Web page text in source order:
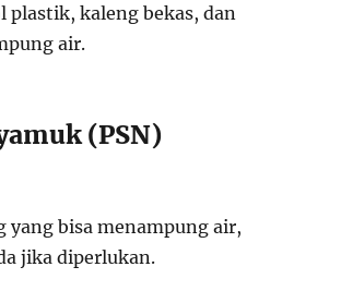
kaleng bekas, dan
air.
(PSN)
bisa menampung air,
jika diperlukan.